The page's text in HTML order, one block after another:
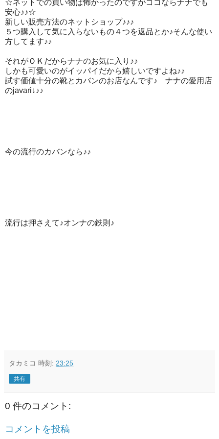
☆ネットでの買い物は怖かったのですがココならナナでも
安心♪♪☆
新しい販売方法のネットショップ♪♪♪
５つ購入して気に入らないもの４つを返品とか♪そんな使い
方してます♪♪
それがＯＫだからナナのお気に入り♪♪
しかも可愛いのがイッパイだから嬉しいですよね♪♪
試す価値十分の靴とカバンのお店なんです♪ ナナの愛用店
のjavari↓♪♪
今の流行のカバンなら♪♪
流行は押さえて♪オンナの鉄則♪
タカミコ 時刻: 23:25
共有
0 件のコメント:
コメントを投稿